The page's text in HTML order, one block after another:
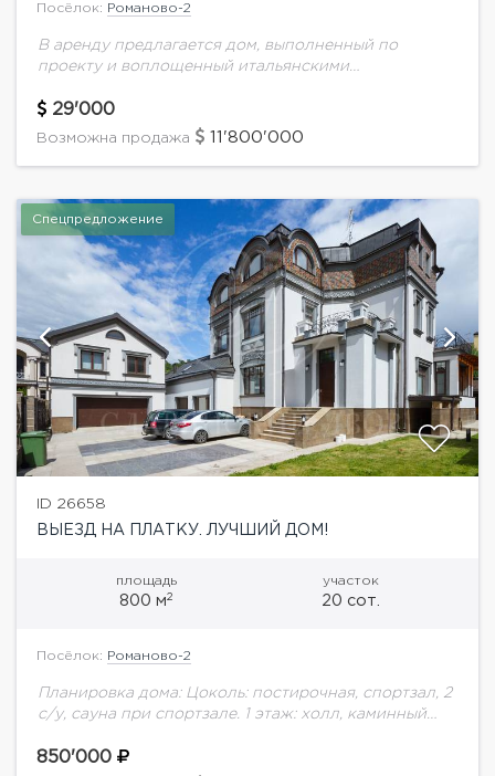
Посёлок: Романово-2
В аренду предлагается дом, выполненный по
проекту и воплощенный итальянскими
материалы: мрамор, оникс, дерево. Отделка фасада
выполнена из травертина.Планировка дома: 3
29'000
Возможна продажа 11'800'000
Спецпредложение
ID 26658
ВЫЕЗД НА ПЛАТКУ. ЛУЧШИЙ ДОМ!
площадь
800 м2
участок
20 сот.
Посёлок: Романово-2
Планировка дома: Цоколь: постирочная, спортзал, 2
с/у, сауна при спортзале. 1 этаж: холл, каминный
домику, кухня, спальня, туалет, бассейн, хамам,...
850'000